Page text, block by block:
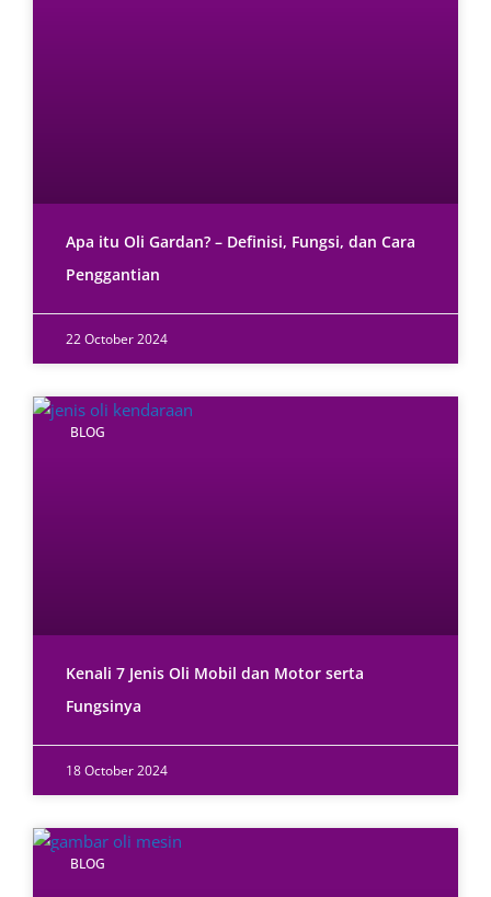
Apa itu Oli Gardan? – Definisi, Fungsi, dan Cara
Penggantian
22 October 2024
BLOG
Kenali 7 Jenis Oli Mobil dan Motor serta
Fungsinya
18 October 2024
BLOG